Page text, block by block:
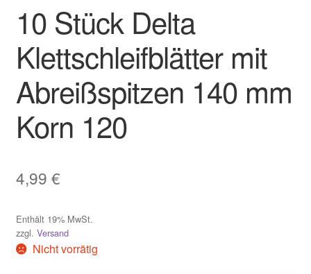
Über uns
Versand & Lieferung
Vertrag widerrufen
Warenkorb
Widerruf
Zahlungsweisen
10 Stück Delta
Klettschleifblätter mit
Abreißspitzen 140 mm
Korn 120
4,99 €
Enthält 19% MwSt.
zzgl. Versand
Nicht vorrätig